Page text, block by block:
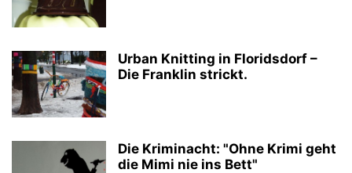
Urban Knitting in Floridsdorf –
Die Franklin strickt.
Die Kriminacht: "Ohne Krimi geht
die Mimi nie ins Bett"